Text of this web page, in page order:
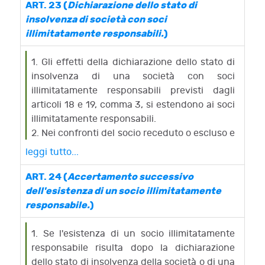
imprese e dei professionisti e, in ogni altro
caso, a mezzo lettera raccomandata o telefax
presso la sede dell'impresa o la residenza del
creditore, il proprio indirizzo di posta
elettronica certificata e il termine entro il
quale devono trasmettergli a tale indirizzo le
loro domande, nonche' le disposizioni della
sentenza dichiarativa dello stato di
insolvenza che riguardano l'accertamento del
passivo.
2. I creditori e i terzi titolari di diritti sui beni
sono invitati ad indicare nella domanda
l'indirizzo di posta elettronica certificata ed
avvertiti delle conseguenze di cui ai periodi
seguenti e dell'onere di comunicarne al
commissario ogni variazione. Tutte le
successive comunicazioni sono effettuate dal
commissario all'indirizzo di posta elettronica
certificata indicato dal creditore o dal terzo
ART. 23 (Dichiarazione dello stato di
insolvenza di società con soci
illimitatamente responsabili.)
1. Gli effetti della dichiarazione dello stato di
insolvenza di una società con soci
illimitatamente responsabili previsti dagli
articoli 18 e 19, comma 3, si estendono ai soci
illimitatamente responsabili.
2. Nei confronti del socio receduto o escluso e
del socio defunto l'estensione ha luogo se la
dichiarazione dello stato di insolvenza è
pronunciata entro l'anno successivo,
rispettivamente, alla data in cui il recesso o
l'esclusione sono divenuti opponibili ai terzi e
a quella della morte, sempre che l'insolvenza
della società attenga, in tutto o in parte, a
debiti contratti anteriormente a tale data.
3. Il tribunale, prima di provvedere, sente i
leggi tutto...
ART. 24 (Accertamento successivo
dell'esistenza di un socio illimitatamente
responsabile.)
1. Se l'esistenza di un socio illimitatamente
responsabile risulta dopo la dichiarazione
dello stato di insolvenza della società o di una